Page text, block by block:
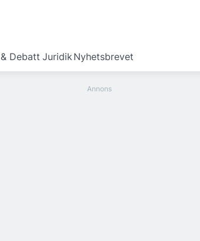
Debatt JuridikNyhetsbrevet